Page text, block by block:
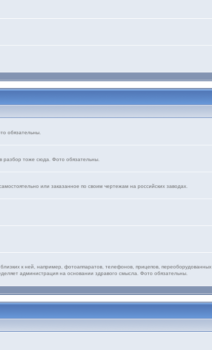
обязательны.
разбор тоже сюда. Фото обязательны.
или заказанное по своим чертежам на российских заводах.
к ней, например, фотоаппаратов, телефонов, прицепов, переоборудованных
администрация на основании здравого смысла. Фото обязательны.